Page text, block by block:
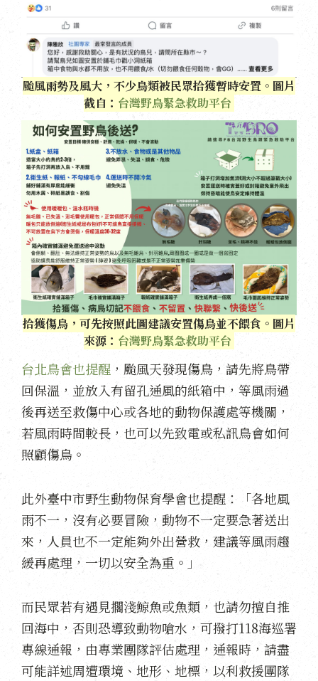
颱風雨勢及風大，不少鳥類被民眾拾獲暫時安置。圖片
截自： 台灣野鳥緊急救助平台
拾獲傷鳥，可先按照此圖建議安置傷鳥並不餵食。圖片
來源： 台灣野鳥緊急救助平台
台北鳥會也提醒 ，颱風天發現傷鳥，請先將鳥帶
回保溫，並放入有留孔通風的紙箱中，等風雨過
後再送至救傷中心或各地的動物保護處等機關，
若風雨時間較長，也可以先致電或私訊鳥會如何
照顧傷鳥。
此外臺中市野生動物保育學會也提醒：「各地風
雨不一，沒有必要冒險，動物不一定要急著送出
來，人員也不一定能夠外出營救，建議等風雨趨
緩再處理，一切以安全為重。」
而民眾若有遇見擱淺鯨魚或魚類，也請勿擅自推
回海中，否則恐導致動物嗆水，可撥打118海巡署
專線通報，由專業團隊評估處理，通報時，請盡
可能詳述周遭環境、地形、地標，以利救援團隊